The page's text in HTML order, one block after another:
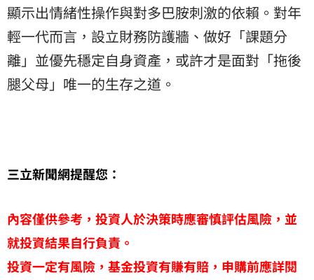
顯示出情緒性操作與對多巴胺刺激的依賴。對年
輕一代而言，設立財務防護牆、做好「課題分
離」並優先穩定自身資產，或許才是面對「拖後
腿父母」唯一的生存之道。
三立新聞網提醒您：
內容僅供參考，投資人於決策時應審慎評估風險，並
就投資結果自行負責。
投資一定有風險，基金投資有賺有賠，申購前應詳閱